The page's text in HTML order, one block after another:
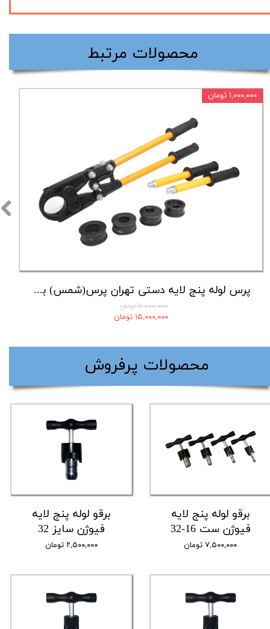
​محصولات مرتبط
پرس لوله پنج لایه دستی تهران پرس(شمس) با لوازم کامل
۱۶,۰۰۰,۰۰۰ تومان
۱۵,۰۰۰,۰۰۰ تومان
۱,۰۰۰,۰۰۰ تومان
برقو لوله پنج لایه
فیوژن ست 16-32
۷,۵۰۰,۰۰۰ تومان
برقو لوله پنج لایه
فیوژن سایز 32
۲,۵۰۰,۰۰۰ تومان
​محصولات پرفروش